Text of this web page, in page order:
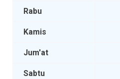
Rabu
Kamis
Jum'at
Sabtu